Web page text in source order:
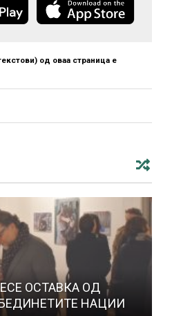
од оваа страница е
ОСТАВКА ОД
НАЦИИ